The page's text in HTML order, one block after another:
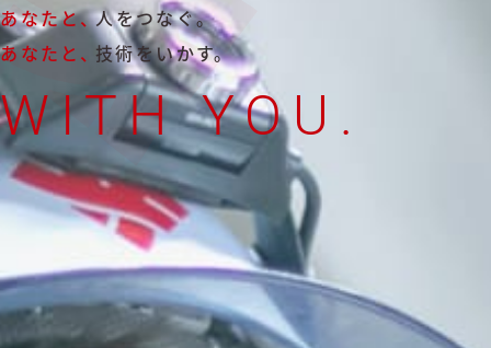
あなたと、人をつなぐ。
あなたと、技術をいかす。
WITH YOU.